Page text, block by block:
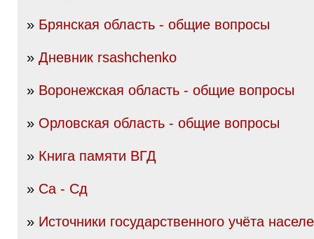
» Брянская область - общие вопросы
» Дневник rsashchenko
» Воронежская область - общие вопросы
» Орловская область - общие вопросы
» Книга памяти ВГД
» Са - Сд
» Источники государственного учёта